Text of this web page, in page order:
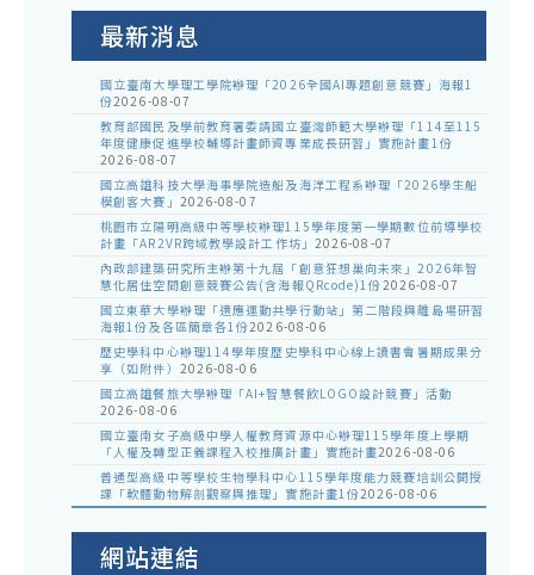
最新消息
國立臺南大學理工學院辦理「2026全國AI專題創意競賽」海報1
份2026-08-07
教育部國民及學前教育署委請國立臺灣師範大學辦理「114至115
年度健康促進學校輔導計畫師資專業成長研習」實施計畫1份
2026-08-07
國立高雄科技大學海事學院造船及海洋工程系辦理「2026學生船
模創客大賽」 2026-08-07
桃園市立陽明高級中等學校辦理115學年度第一學期數位前導學校
計畫「AR2VR跨域教學設計工作坊」 2026-08-07
內政部建築研究所主辦第十九屆「創意狂想巢向未來」2026年智
慧化居住空間創意競賽公告(含海報QRcode)1份2026-08-07
國立東華大學辦理「適應運動共學行動站」第二階段與離島場研習
海報1份及各區簡章各1份2026-08-06
歷史學科中心辦理114學年度歷史學科中心線上讀書會暑期成果分
享（如附件） 2026-08-06
國立高雄餐旅大學辦理「AI+智慧餐飲LOGO設計競賽」活動
2026-08-06
國立臺南女子高級中學人權教育資源中心辦理115學年度上學期
「人權及轉型正義課程入校推廣計畫」實施計畫2026-08-06
普通型高級中等學校生物學科中心115學年度能力競賽培訓公開授
課「軟體動物解剖觀察與推理」實施計畫1份2026-08-06
網站連結